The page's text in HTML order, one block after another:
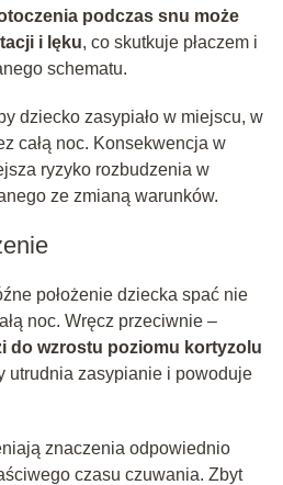
podczas snu może
i lęku, co skutkuje płaczem i
schematu.
dziecko zasypiało w miejscu, w
całą noc. Konsekwencja w
ryzyko rozbudzenia w
ze zmianą warunków.
położenie dziecka spać nie
noc. Wręcz przeciwnie –
do wzrostu poziomu kortyzolu
utrudnia zasypianie i powoduje
znaczenia odpowiednio
czasu czuwania. Zbyt